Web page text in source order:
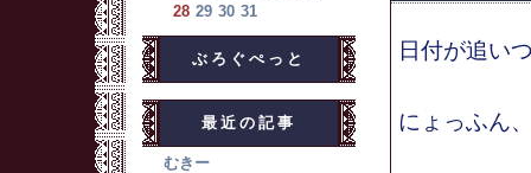
28 29 30 31
ぶろぐぺっと
最近の記事
むきー
日付が追い
にょっふん